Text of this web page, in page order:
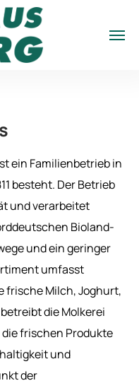
ein Familienbetrieb in
besteht. Der Betrieb
und verarbeitet
Bioland-
und ein geringer
umfasst
frische Milch, Joghurt,
die Molkerei
frischen Produkte
und
der